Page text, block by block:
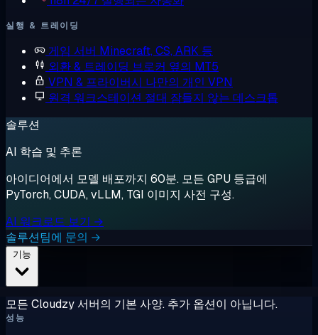
실행 & 트레이딩
게임 서버 Minecraft, CS, ARK 등
외환 & 트레이딩 브로커 옆의 MT5
VPN & 프라이버시 나만의 개인 VPN
원격 워크스테이션 절대 잠들지 않는 데스크톱
솔루션
AI 학습 및 추론
아이디어에서 모델 배포까지 60분. 모든 GPU 등급에
PyTorch, CUDA, vLLM, TGI 이미지 사전 구성.
AI 워크로드 보기 →
솔루션팀에 문의 →
모든 Cloudzy 서버의 기본 사양. 추가 옵션이 아닙니다.
성능